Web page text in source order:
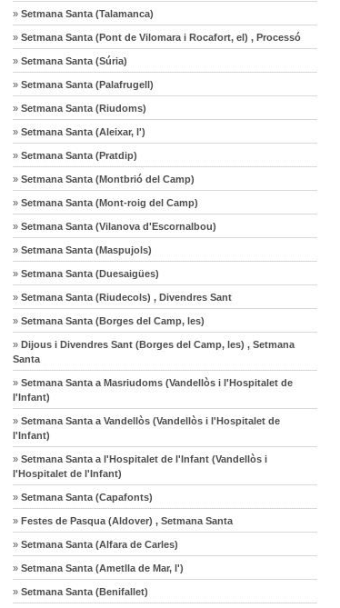
» Setmana Santa (Talamanca)
» Setmana Santa (Pont de Vilomara i Rocafort, el) , Processó
» Setmana Santa (Súria)
» Setmana Santa (Palafrugell)
» Setmana Santa (Riudoms)
» Setmana Santa (Aleixar, l')
» Setmana Santa (Pratdip)
» Setmana Santa (Montbrió del Camp)
» Setmana Santa (Mont-roig del Camp)
» Setmana Santa (Vilanova d'Escornalbou)
» Setmana Santa (Maspujols)
» Setmana Santa (Duesaigües)
» Setmana Santa (Riudecols) , Divendres Sant
» Setmana Santa (Borges del Camp, les)
» Dijous i Divendres Sant (Borges del Camp, les) , Setmana
Santa
» Setmana Santa a Masriudoms (Vandellòs i l'Hospitalet de
l'Infant)
» Setmana Santa a Vandellòs (Vandellòs i l'Hospitalet de
l'Infant)
» Setmana Santa a l'Hospitalet de l'Infant (Vandellòs i
l'Hospitalet de l'Infant)
» Setmana Santa (Capafonts)
» Festes de Pasqua (Aldover) , Setmana Santa
» Setmana Santa (Alfara de Carles)
» Setmana Santa (Ametlla de Mar, l')
» Setmana Santa (Benifallet)